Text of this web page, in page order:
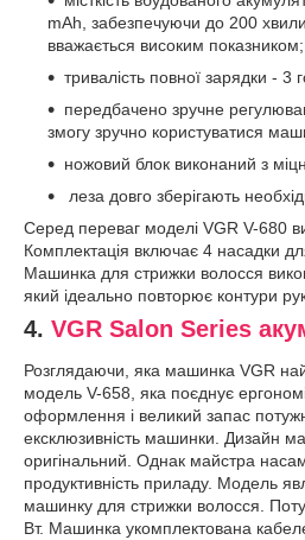
mAh, забезпечуючи до 200
вважається високим показником;
тривалість повної зарядки - 3
передбачено зручне
змогу зручно користуватися
ножовий блок виконаний з
леза довго зберігають
Серед переваг моделі VGR V-680
Комплектація включає 4 насадки
Машинка для стрижки волосся
який ідеально повторює контури
4. VGR Salon Series
Розглядаючи, яка машинка VGR
модель V-658, яка поєднує
оформлення і великий запас
ексклюзивність машинки. Дизайн
оригінальний. Однак майстра
продуктивність приладу. Модель
машинку для стрижки волосся.
Вт. Машинка укомплектована